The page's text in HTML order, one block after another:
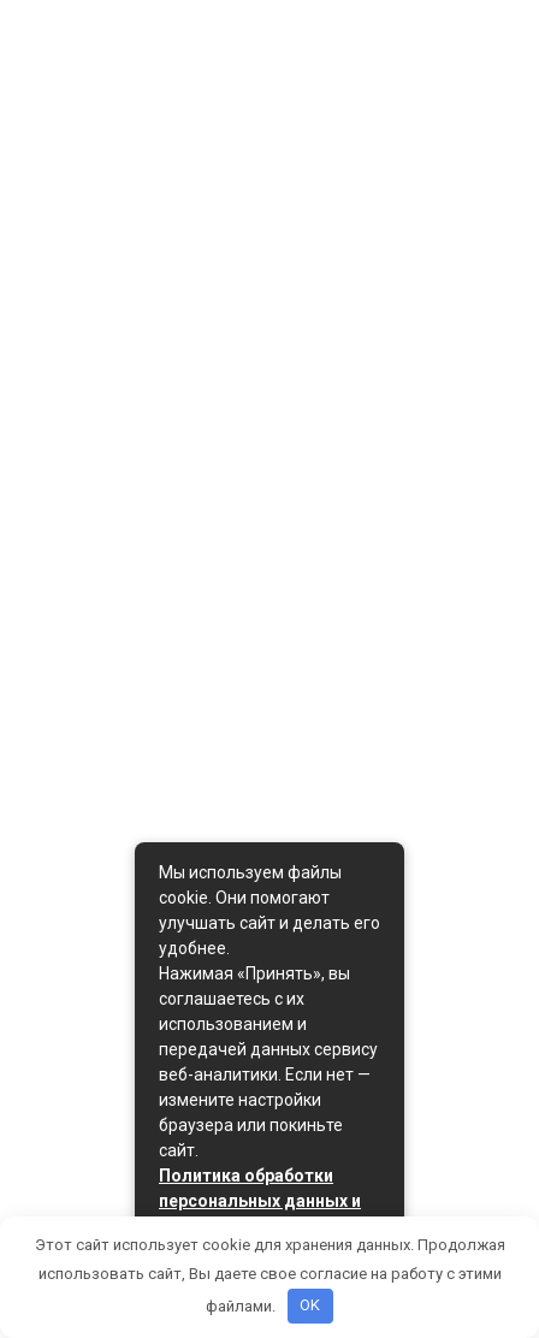
Мы используем файлы
cookie. Они помогают
улучшать сайт и делать его
удобнее.
Нажимая «Принять», вы
соглашаетесь с их
использованием и
передачей данных сервису
веб-аналитики. Если нет —
измените настройки
браузера или покиньте
сайт.
Политика обработки
персональных данных и
Принять
Этот сайт использует cookie для хранения данных. Продолжая
использовать сайт, Вы даете свое согласие на работу с этими
файлами.
OK